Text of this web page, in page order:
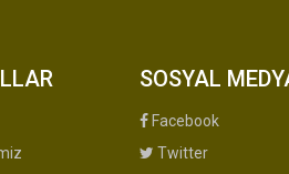
SOSYAL
Facebook
Twitter